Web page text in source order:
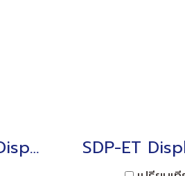
CDP-M Small Displacement Transducer 5 to 100mm